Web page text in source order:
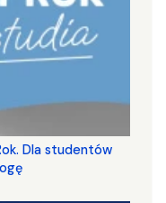
Dla studentów